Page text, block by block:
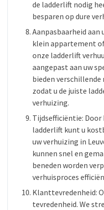
de ladderlift nodig
besparen op dure
Aanpasbaarheid aan
klein appartement
onze ladderlift
aangepast aan uw
bieden
zodat u de juiste
verhuizing.
Tijdsefficiëntie: Door
ladderlift kunt u
uw verhuizing in
kunnen snel en
beneden worden
verhuisproces
Klanttevredenheid:
tevredenheid. We